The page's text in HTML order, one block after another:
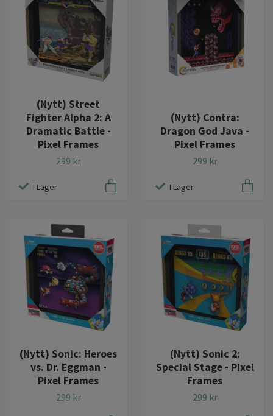
(Nytt) Street
Fighter Alpha 2: A
Dramatic Battle -
Pixel Frames
299 kr
I Lager
(Nytt) Contra:
Dragon God Java -
Pixel Frames
299 kr
I Lager
(Nytt) Sonic: Heroes
vs. Dr. Eggman -
Pixel Frames
299 kr
(Nytt) Sonic 2:
Special Stage - Pixel
Frames
299 kr